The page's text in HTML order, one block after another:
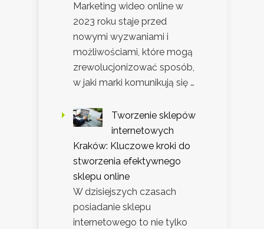
Marketing wideo online w
2023 roku staje przed
nowymi wyzwaniami i
możliwościami, które mogą
zrewolucjonizować sposób,
w jaki marki komunikują się …
Tworzenie sklepów
internetowych
Kraków: Kluczowe kroki do
stworzenia efektywnego
sklepu online
W dzisiejszych czasach
posiadanie sklepu
internetowego to nie tylko